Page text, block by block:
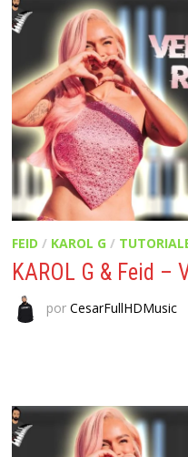
FEID / KAROL G /
KAROL G & Feid –
porCesarFullHDMusic